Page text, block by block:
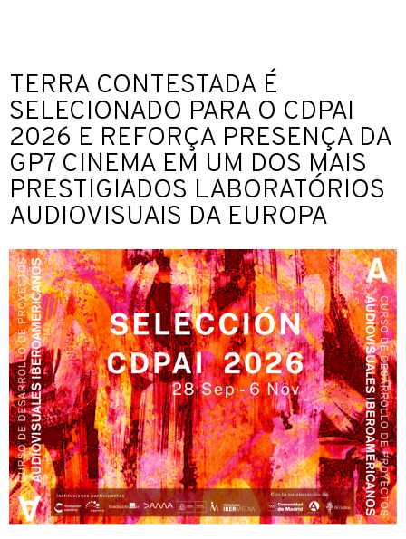
TERRA CONTESTADA É
SELECIONADO PARA O CDPAI
2026 E REFORÇA PRESENÇA DA
GP7 CINEMA EM UM DOS MAIS
PRESTIGIADOS LABORATÓRIOS
AUDIOVISUAIS DA EUROPA